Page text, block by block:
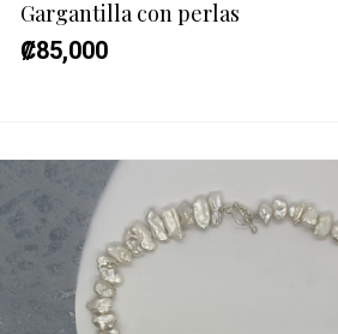
Gargantilla con perlas
₡85,000